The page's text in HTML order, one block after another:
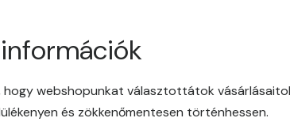
hogy webshopunkat választottátok
és zökkenőmentesen történhessen.